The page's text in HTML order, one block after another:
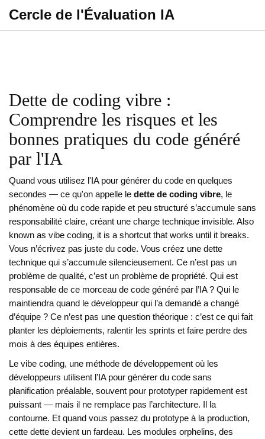
Cercle de l'Évaluation IA
Dette de coding vibre :
Comprendre les risques et les
bonnes pratiques du code généré
par l'IA
Quand vous utilisez l'IA pour générer du code en quelques
secondes — ce qu'on appelle le dette de coding vibre, le
phénomène où du code rapide et peu structuré s’accumule sans
responsabilité claire, créant une charge technique invisible. Also
known as vibe coding, it is a shortcut that works until it breaks.
Vous n’écrivez pas juste du code. Vous créez une dette
technique qui s’accumule silencieusement. Ce n’est pas un
problème de qualité, c’est un problème de propriété. Qui est
responsable de ce morceau de code généré par l’IA ? Qui le
maintiendra quand le développeur qui l’a demandé a changé
d’équipe ? Ce n’est pas une question théorique : c’est ce qui fait
planter les déploiements, ralentir les sprints et faire perdre des
mois à des équipes entières.
Le vibe coding, une méthode de développement où les
développeurs utilisent l’IA pour générer du code sans
planification préalable, souvent pour prototyper rapidement est
puissant — mais il ne remplace pas l’architecture. Il la
contourne. Et quand vous passez du prototype à la production,
cette dette devient un fardeau. Les modules orphelins, des